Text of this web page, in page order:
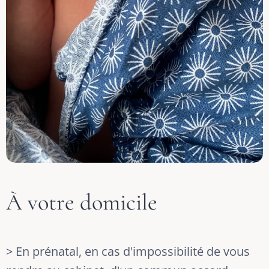
À votre domicile
> En prénatal, en cas d'impossibilité de vous